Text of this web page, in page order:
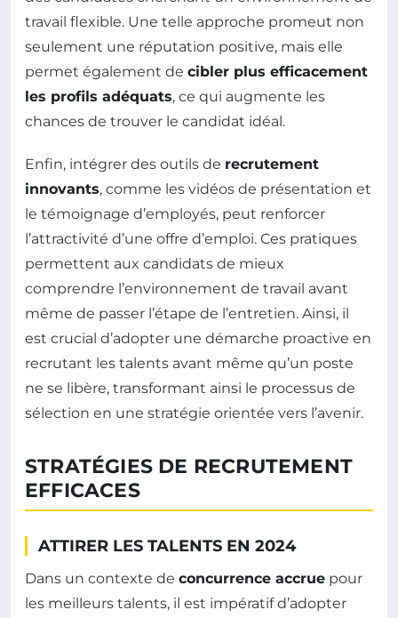
travail flexible. Une telle approche promeut non
seulement une réputation positive, mais elle
permet également de cibler plus efficacement
les profils adéquats, ce qui augmente les
chances de trouver le candidat idéal.
Enfin, intégrer des outils de recrutement
innovants, comme les vidéos de présentation et
le témoignage d’employés, peut renforcer
l’attractivité d’une offre d’emploi. Ces pratiques
permettent aux candidats de mieux
comprendre l’environnement de travail avant
même de passer l’étape de l’entretien. Ainsi, il
est crucial d’adopter une démarche proactive en
recrutant les talents avant même qu’un poste
ne se libère, transformant ainsi le processus de
sélection en une stratégie orientée vers l’avenir.
STRATÉGIES DE RECRUTEMENT
EFFICACES
ATTIRER LES TALENTS EN 2024
Dans un contexte de concurrence accrue pour
les meilleurs talents, il est impératif d’adopter